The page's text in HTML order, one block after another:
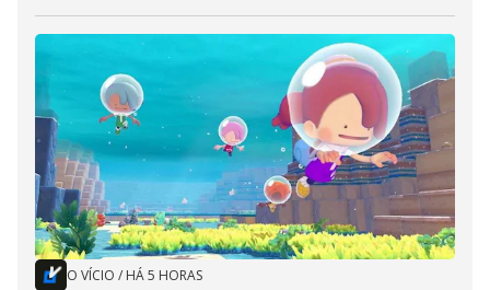
O VÍCIO / HÁ 5 HORAS